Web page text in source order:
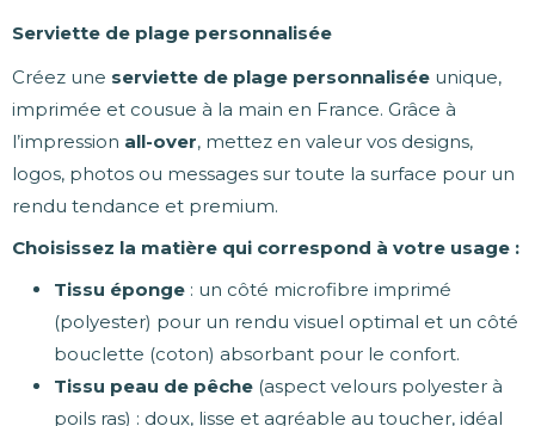
Serviette de plage personnalisée
Créez une serviette de plage personnalisée unique,
imprimée et cousue à la main en France. Grâce à
l’impression all-over, mettez en valeur vos designs,
logos, photos ou messages sur toute la surface pour un
rendu tendance et premium.
Choisissez la matière qui correspond à votre usage :
Tissu éponge : un côté microfibre imprimé
(polyester) pour un rendu visuel optimal et un côté
bouclette (coton) absorbant pour le confort.
Tissu peau de pêche (aspect velours polyester à
poils ras) : doux, lisse et agréable au toucher, idéal